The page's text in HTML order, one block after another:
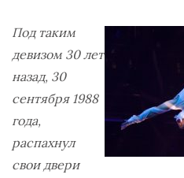
Под таким
девизом 30 лет
назад, 30
сентября 1988
года,
распахнул
свои двери